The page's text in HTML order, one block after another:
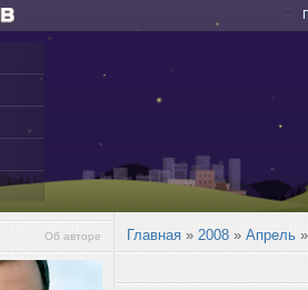
Об авторе Главная » 2008 » Апрель »